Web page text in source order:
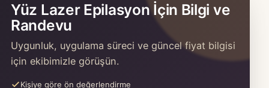
Yüz Lazer Epilasyon İçin Bilgi ve
Randevu
Uygunluk, uygulama süreci ve güncel fiyat bilgisi
için ekibimizle görüşün.
Kişiye göre ön değerlendirme